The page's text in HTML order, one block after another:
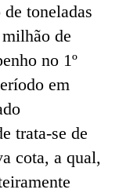
toneladas
de
no 1º
em
trata-se de
cota, a qual,